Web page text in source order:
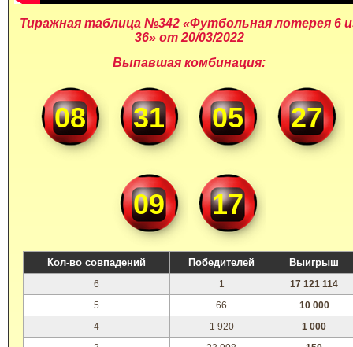
Тиражная таблица №342 «Футбольная лотерея 6
36» от 20/03/2022
Выпавшая комбинация:
08 31 05 27
09 17
Кол-во совпадений Победителей Выигрыш
6 1
17 121 114
5
66
10 000
4
1 920
1 000